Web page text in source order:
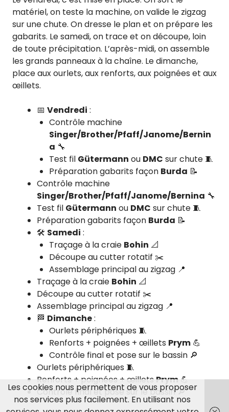
matériel, on teste la machine, on valide le zigzag
sur une chute. On dresse le plan et on prépare les
gabarits. Le samedi, on trace et on découpe, loin
de toute précipitation. L’après-midi, on assemble
les grands panneaux à la chaîne. Le dimanche,
place aux ourlets, aux renforts, aux poignées et aux
œillets.
📅 Vendredi :
Contrôle machine
Singer/Brother/Pfaff/Janome/Bernin
a 🔧
Test fil Gütermann ou DMC sur chute 🧵
Préparation gabarits façon Burda 📝
Contrôle machine
Singer/Brother/Pfaff/Janome/Bernina 🔧
Test fil Gütermann ou DMC sur chute 🧵
Préparation gabarits façon Burda 📝
🛠️ Samedi :
Traçage à la craie Bohin 📐
Découpe au cutter rotatif ✂️
Assemblage principal au zigzag 📍
Traçage à la craie Bohin 📐
Découpe au cutter rotatif ✂️
Assemblage principal au zigzag 📍
🏁 Dimanche:
Ourlets périphériques 🧵
Renforts + poignées + œillets Prym 💪
Contrôle final et pose sur le bassin 🔎
Ourlets périphériques 🧵
Renforts + poignées + œillets Prym 💪
Contrôle final et pose sur le bassin 🔎
Les cookies nous permettent de vous proposer
nos services plus facilement. En utilisant nos